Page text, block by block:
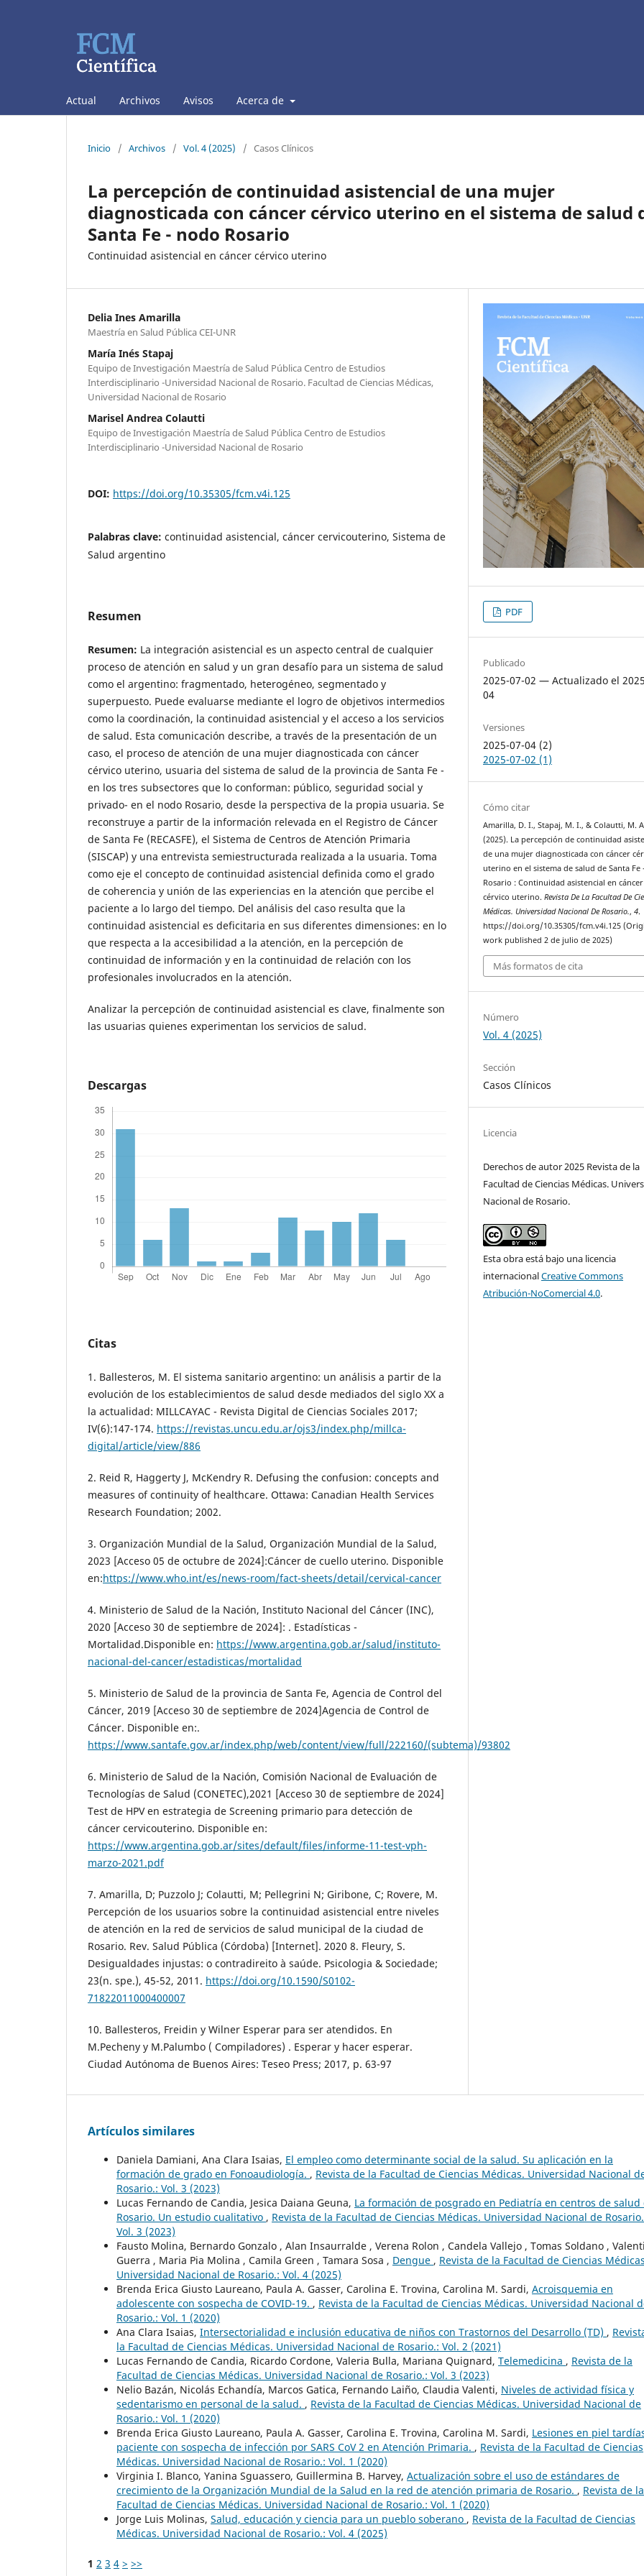
Actual Archivos Avisos Acerca de
Inicio / Archivos / Vol. 4 (2025) / Casos Clínicos
La percepción de continuidad asistencial de una mujer
diagnosticada con cáncer cérvico uterino en el sistema de salud
Santa Fe - nodo Rosario
Continuidad asistencial en cáncer cérvico uterino
Delia Ines Amarilla
Maestría en Salud Pública CEI-UNR
María Inés Stapaj
Equipo de Investigación Maestría de Salud Pública Centro de Estudios
Interdisciplinario -Universidad Nacional de Rosario. Facultad de Ciencias Médicas,
Universidad Nacional de Rosario
Marisel Andrea Colautti
Equipo de Investigación Maestría de Salud Pública Centro de Estudios
Interdisciplinario -Universidad Nacional de Rosario
DOI: https://doi.org/10.35305/fcm.v4i.125
Palabras clave: continuidad asistencial, cáncer cervicouterino, Sistema de
Salud argentino
Resumen
Resumen: La integración asistencial es un aspecto central de cualquier
proceso de atención en salud y un gran desafío para un sistema de salud
como el argentino: fragmentado, heterogéneo, segmentado y
superpuesto. Puede evaluarse mediante el logro de objetivos intermedios
como la coordinación, la continuidad asistencial y el acceso a los servicios
de salud. Esta comunicación describe, a través de la presentación de un
caso, el proceso de atención de una mujer diagnosticada con cáncer
cérvico uterino, usuaria del sistema de salud de la provincia de Santa Fe -
en los tres subsectores que lo conforman: público, seguridad social y
privado- en el nodo Rosario, desde la perspectiva de la propia usuaria. Se
reconstruye a partir de la información relevada en el Registro de Cáncer
de Santa Fe (RECASFE), el Sistema de Centros de Atención Primaria
(SISCAP) y una entrevista semiestructurada realizada a la usuaria. Toma
como eje el concepto de continuidad asistencial definida como el grado
de coherencia y unión de las experiencias en la atención que percibe el
paciente a lo largo del tiempo. Del análisis del caso resulta que la
continuidad asistencial es deficitaria en sus diferentes dimensiones: en lo
que respecta a la accesibilidad a la atención, en la percepción de
continuidad de información y en la continuidad de relación con los
profesionales involucrados en la atención.
Analizar la percepción de continuidad asistencial es clave, finalmente son
las usuarias quienes experimentan los servicios de salud.
Descargas
Citas
1. Ballesteros, M. El sistema sanitario argentino: un análisis a partir de la
evolución de los establecimientos de salud desde mediados del siglo XX a
la actualidad: MILLCAYAC - Revista Digital de Ciencias Sociales 2017;
IV(6):147-174. https://revistas.uncu.edu.ar/ojs3/index.php/millca-
digital/article/view/886
2. Reid R, Haggerty J, McKendry R. Defusing the confusion: concepts and
measures of continuity of healthcare. Ottawa: Canadian Health Services
Research Foundation; 2002.
3. Organización Mundial de la Salud, Organización Mundial de la Salud,
2023 [Acceso 05 de octubre de 2024]:Cáncer de cuello uterino. Disponible
en:https://www.who.int/es/news-room/fact-sheets/detail/cervical-cancer
4. Ministerio de Salud de la Nación, Instituto Nacional del Cáncer (INC),
2020 [Acceso 30 de septiembre de 2024]: . Estadísticas -
Mortalidad.Disponible en: https://www.argentina.gob.ar/salud/instituto-
nacional-del-cancer/estadisticas/mortalidad
5. Ministerio de Salud de la provincia de Santa Fe, Agencia de Control del
Cáncer, 2019 [Acceso 30 de septiembre de 2024]Agencia de Control de
Cáncer. Disponible en:.
https://www.santafe.gov.ar/index.php/web/content/view/full/222160/(subtema)/93802
6. Ministerio de Salud de la Nación, Comisión Nacional de Evaluación de
Tecnologías de Salud (CONETEC),2021 [Acceso 30 de septiembre de 2024]
Test de HPV en estrategia de Screening primario para detección de
cáncer cervicouterino. Disponible en:
https://www.argentina.gob.ar/sites/default/files/informe-11-test-vph-
marzo-2021.pdf
7. Amarilla, D; Puzzolo J; Colautti, M; Pellegrini N; Giribone, C; Rovere, M.
Percepción de los usuarios sobre la continuidad asistencial entre niveles
de atención en la red de servicios de salud municipal de la ciudad de
Rosario. Rev. Salud Pública (Córdoba) [Internet]. 2020 8. Fleury, S.
Desigualdades injustas: o contradireito à saúde. Psicologia & Sociedade;
23(n. spe.), 45-52, 2011. https://doi.org/10.1590/S0102-
71822011000400007
10. Ballesteros, Freidin y Wilner Esperar para ser atendidos. En
M.Pecheny y M.Palumbo ( Compiladores) . Esperar y hacer esperar.
Ciudad Autónoma de Buenos Aires: Teseo Press; 2017, p. 63-97
PDF
Publicado
2025-07-02 — Actualizado el
04
Versiones
2025-07-04 (2)
2025-07-02 (1)
Cómo citar
Amarilla, D. I., Stapaj, M. I., & Colautti, M.
(2025). La percepción de continuidad
de una mujer diagnosticada con cáncer
uterino en el sistema de salud de Santa Fe
Rosario : Continuidad asistencial en cáncer
cérvico uterino.Revista De La Facultad De
Médicas. Universidad Nacional De Rosario.,4.
https://doi.org/10.35305/fcm.v4i.125
work published 2 de julio de 2025)
Más formatos de cita
Número
Vol. 4 (2025)
Sección
Casos Clínicos
Licencia
Derechos de autor 2025 Revista de la
Facultad de Ciencias Médicas.
Nacional de Rosario.
Esta obra está bajo una licencia
internacionalCreative Commons
Atribución-NoComercial 4.0.
Artículos similares
Daniela Damiani, Ana Clara Isaias, El empleo como determinante social de la salud. Su aplicación en la
formación de grado en Fonoaudiología. , Revista de la Facultad de Ciencias Médicas. Universidad Nacional
Rosario.: Vol. 3 (2023)
Lucas Fernando de Candia, Jesica Daiana Geuna, La formación de posgrado en Pediatría en centros de salud
Rosario. Un estudio cualitativo , Revista de la Facultad de Ciencias Médicas. Universidad Nacional de
Vol. 3 (2023)
Fausto Molina, Bernardo Gonzalo , Alan Insaurralde , Verena Rolon , Candela Vallejo , Tomas Soldano ,
Guerra , Maria Pia Molina , Camila Green , Tamara Sosa , Dengue , Revista de la Facultad de Ciencias
Universidad Nacional de Rosario.: Vol. 4 (2025)
Brenda Erica Giusto Laureano, Paula A. Gasser, Carolina E. Trovina, Carolina M. Sardi, Acroisquemia en
adolescente con sospecha de COVID-19. , Revista de la Facultad de Ciencias Médicas. Universidad Nacional
Rosario.: Vol. 1 (2020)
Ana Clara Isaias, Intersectorialidad e inclusión educativa de niños con Trastornos del Desarrollo (TD) ,
la Facultad de Ciencias Médicas. Universidad Nacional de Rosario.: Vol. 2 (2021)
Lucas Fernando de Candia, Ricardo Cordone, Valeria Bulla, Mariana Quignard, Telemedicina , Revista de la
Facultad de Ciencias Médicas. Universidad Nacional de Rosario.: Vol. 3 (2023)
Nelio Bazán, Nicolás Echandía, Marcos Gatica, Fernando Laiño, Claudia Valenti, Niveles de actividad física y
sedentarismo en personal de la salud. , Revista de la Facultad de Ciencias Médicas. Universidad Nacional de
Rosario.: Vol. 1 (2020)
Brenda Erica Giusto Laureano, Paula A. Gasser, Carolina E. Trovina, Carolina M. Sardi, Lesiones en piel
paciente con sospecha de infección por SARS CoV 2 en Atención Primaria. , Revista de la Facultad de Ciencias
Médicas. Universidad Nacional de Rosario.: Vol. 1 (2020)
Virginia I. Blanco, Yanina Sguassero, Guillermina B. Harvey, Actualización sobre el uso de estándares de
crecimiento de la Organización Mundial de la Salud en la red de atención primaria de Rosario. , Revista de la
Facultad de Ciencias Médicas. Universidad Nacional de Rosario.: Vol. 1 (2020)
Jorge Luis Molinas, Salud, educación y ciencia para un pueblo soberano , Revista de la Facultad de Ciencias
Médicas. Universidad Nacional de Rosario.: Vol. 4 (2025)
1 2 3 4 > >>